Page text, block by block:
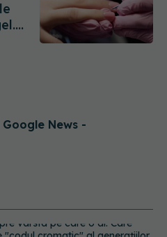
și
News -